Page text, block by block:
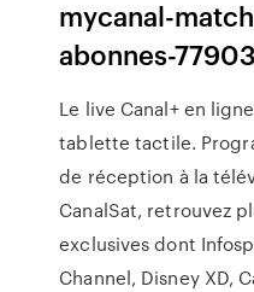
mycanal-
abonnes-
Le live Canal+ en
tablette tactile.
de réception à la
CanalSat, retrouvez
exclusives dont
Channel, Disney XD,